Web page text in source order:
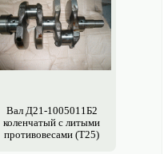
Вал Д21-1005011Б2
коленчатый с литыми
противовесами (Т25)